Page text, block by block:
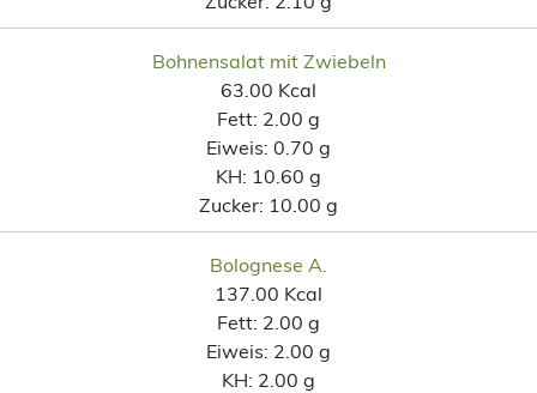
Bohnensalat mit Zwiebeln
63.00 Kcal
Fett: 2.00 g
Eiweis: 0.70 g
KH: 10.60 g
Zucker: 10.00 g
Bolognese A.
137.00 Kcal
Fett: 2.00 g
Eiweis: 2.00 g
KH: 2.00 g